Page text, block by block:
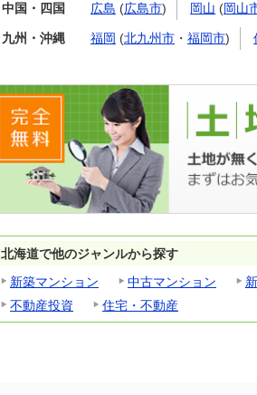
中国・四国 広島 (広島市) 岡山 (岡山
九州・沖縄 福岡 (北九州市 ・ 福岡市)
北海道で他のジャンルから探す
新築マンション
中古マンション
不動産投資
住宅・不動産